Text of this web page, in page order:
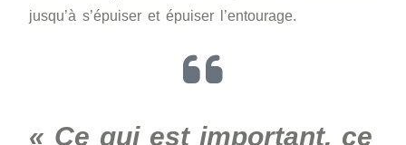
jusqu’à s’épuiser et épuiser l’entourage.
« Ce qui est important, ce